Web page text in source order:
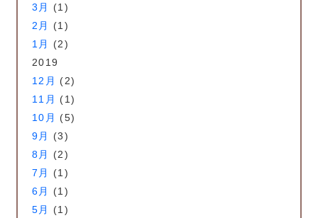
3月
(1)
2月
(1)
1月
(2)
2019
12月
(2)
11月
(1)
10月
(5)
9月
(3)
8月
(2)
7月
(1)
6月
(1)
5月
(1)